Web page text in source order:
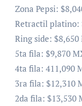
Zona Pepsi:
Retractil platino:
Ring side: $8,650
5ta fila: $9,870
4ta fila: 411,090
3ra fila: $12,310
2da fila: $13,530